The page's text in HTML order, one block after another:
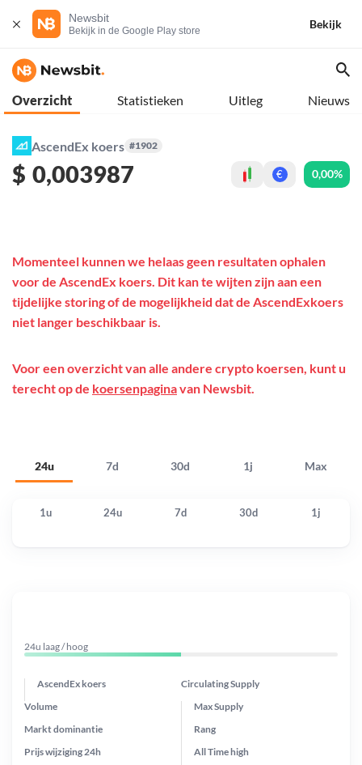
Newsbit
Bekijk in de Google Play store
Bekijk
Overzicht Statistieken Uitleg Nieuws
AscendEx koers #1902
$ 0,003987 € 0,00%
24u 7d 30d 1j Max
Momenteel kunnen we helaas geen resultaten ophalen
voor de AscendEx koers. Dit kan te wijten zijn aan een
tijdelijke storing of de mogelijkheid dat de AscendExkoers
niet langer beschikbaar is.
Voor een overzicht van alle andere crypto koersen, kunt u
terecht op de koersenpaginavan Newsbit.
1u 24u 7d 30d 1j
24u laag / hoog
AscendEx koers Circulating Supply
Prijs wijziging 24h
Max Supply
Markt dominantie
Volume
Rang
All Timehigh